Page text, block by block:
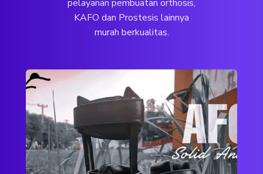
pelayanan pembuatan orthosis,
KAFO dan Prostesis lainnya
murah berkualitas.